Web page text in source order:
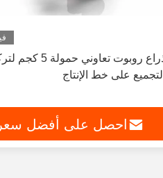
ذراع روبوت تعاوني
التجميع على خط الإنتاج
احصل على أفضل سعر